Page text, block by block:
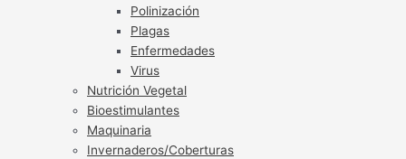
Polinización
Plagas
Enfermedades
Virus
Nutrición Vegetal
Bioestimulantes
Maquinaria
Invernaderos/Coberturas